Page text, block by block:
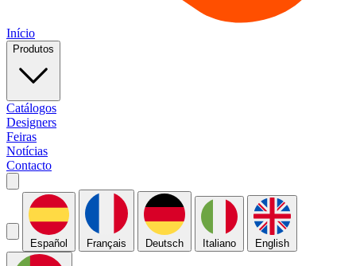
Início
Produtos
Catálogos
Designers
Feiras
Notícias
Contacto
Español Français Deutsch Italiano English